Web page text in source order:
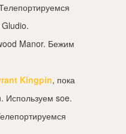
Manor. Бежим
Kingpin, пока
Используем soe.